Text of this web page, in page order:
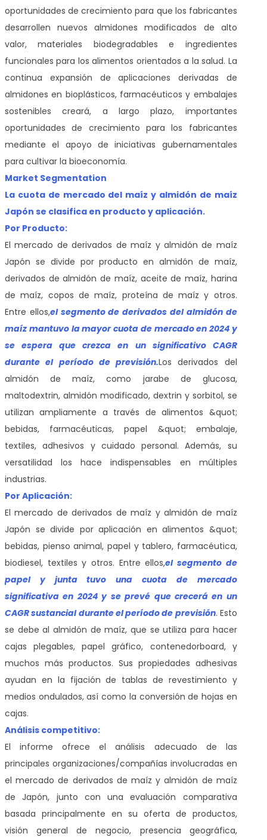
oportunidades de crecimiento para que los fabricantes
desarrollen nuevos almidones modificados de alto
valor, materiales biodegradables e ingredientes
funcionales para los alimentos orientados a la salud. La
continua expansión de aplicaciones derivadas de
almidones en bioplásticos, farmacéuticos y embalajes
sostenibles creará, a largo plazo, importantes
oportunidades de crecimiento para los fabricantes
mediante el apoyo de iniciativas gubernamentales
para cultivar la bioeconomía.
Market Segmentation
La cuota de mercado del maíz y almidón de maíz
Japón se clasifica en producto y aplicación.
Por Producto:
El mercado de derivados de maíz y almidón de maíz
Japón se divide por producto en almidón de maíz,
derivados de almidón de maíz, aceite de maíz, harina
de maíz, copos de maíz, proteína de maíz y otros.
Entre ellos,el segmento de derivados del almidón de
maíz mantuvo la mayor cuota de mercado en 2024 y
se espera que crezca en un significativo CAGR
durante el período de previsión.Los derivados del
almidón de maíz, como jarabe de glucosa,
maltodextrin, almidón modificado, dextrin y sorbitol, se
utilizan ampliamente a través de alimentos &quot;
bebidas, farmacéuticas, papel &quot; embalaje,
textiles, adhesivos y cuidado personal. Además, su
versatilidad los hace indispensables en múltiples
industrias.
Por Aplicación:
El mercado de derivados de maíz y almidón de maíz
Japón se divide por aplicación en alimentos &quot;
bebidas, pienso animal, papel y tablero, farmacéutica,
biodiesel, textiles y otros. Entre ellos,el segmento de
papel y junta tuvo una cuota de mercado
significativa en 2024 y se prevé que crecerá en un
CAGR sustancial durante el período de previsión. Esto
se debe al almidón de maíz, que se utiliza para hacer
cajas plegables, papel gráfico, contenedorboard, y
muchos más productos. Sus propiedades adhesivas
ayudan en la fijación de tablas de revestimiento y
medios ondulados, así como la conversión de hojas en
cajas.
Análisis competitivo:
El informe ofrece el análisis adecuado de las
principales organizaciones/compañías involucradas en
el mercado de derivados de maíz y almidón de maíz
de Japón, junto con una evaluación comparativa
basada principalmente en su oferta de productos,
visión general de negocio, presencia geográfica,